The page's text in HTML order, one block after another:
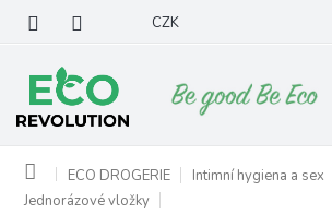
obsah
CZK
Domů ECO DROGERIE Intimní hygiena a sex
Jednorázové vložky